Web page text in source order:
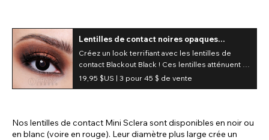
Lentilles de contact noires opaques
(quotidiennes)
Créez un look terrifiant avec les lentilles de
contact Blackout Black ! Ces lentilles atténuent la
couleur naturelle de vos yeux et affirment un
incontournable !
19,95 $US | 3 pour 45 $ de vente
Nos lentilles de contact Mini Sclera sont disponibles en noir ou
en blanc (voire en rouge). Leur diamètre plus large crée un